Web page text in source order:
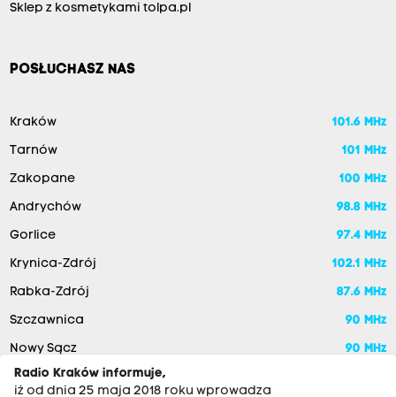
Sklep z kosmetykami tolpa.pl
POSŁUCHASZ NAS
Kraków 101.6 MHz
Tarnów 101 MHz
Zakopane 100 MHz
Andrychów 98.8 MHz
Gorlice 97.4 MHz
Krynica-Zdrój 102.1 MHz
Rabka-Zdrój 87.6 MHz
Szczawnica 90 MHz
Nowy Sącz
90 MHz
Radio Kraków informuje,
iż od dnia 25 maja 2018 roku wprowadza